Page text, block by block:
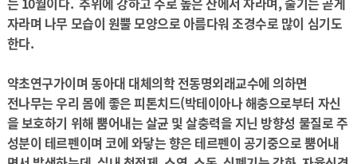
자라며 나무 모습이 원뿔 모양으로 아름다워 조경수로 많이 심기도
한다.
약초연구가이며 동아대 대체의학 전동명외래교수에 의하면
전나무는 우리 몸에 좋은 피톤치드(박테이아나 해충으로부터 자신
을 보호하기 위해 뿜어내는 살균 및 살충력을 지닌 방향성 물질로 주
성분이 테르펜이며 코에 와닿는 향은 테르펜이 공기중으로 뿜어내